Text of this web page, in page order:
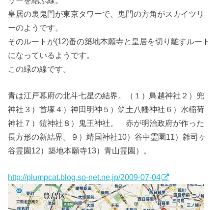
皇居の裏鬼門が東京タワーで、鬼門の方角がスカイツリ
ーのようです。
そのルートが(12)番の築地本願寺と皇居を切り離すルート
になっているようです。
この緑の線です。
青は江戸幕府の北斗七星の結界。（１）鳥越神社２）兜
神社３）首塚４）神田明神５）筑土八幡神社６）水稲荷
神社７）鎧神社８）鬼王神社。 赤が明治政府が作った
長方形の新結界。９）靖国神社10）谷中霊園11）雑司ヶ
谷霊園12）築地本願寺13）青山霊園）。
http://plumpcat.blog.so-net.ne.jp/2009-07-04